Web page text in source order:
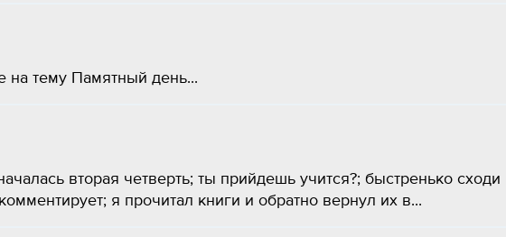
на тему Памятный день...
вторая четверть; ты прийдешь учится?; быстренько сходи
я прочитал книги и обратно вернул их в...